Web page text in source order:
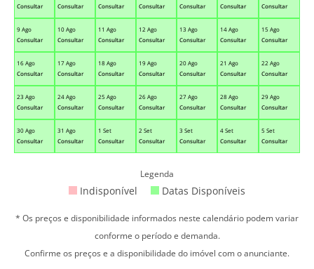
Consultar
Consultar
Consultar
Consultar
Consultar
Consultar
Consultar
9 Ago
Consultar
10 Ago
Consultar
11 Ago
Consultar
12 Ago
Consultar
13 Ago
Consultar
14 Ago
Consultar
15 Ago
Consultar
16 Ago
Consultar
17 Ago
Consultar
18 Ago
Consultar
19 Ago
Consultar
20 Ago
Consultar
21 Ago
Consultar
22 Ago
Consultar
23 Ago
Consultar
24 Ago
Consultar
25 Ago
Consultar
26 Ago
Consultar
27 Ago
Consultar
28 Ago
Consultar
29 Ago
Consultar
30 Ago
Consultar
31 Ago
Consultar
1 Set
Consultar
2 Set
Consultar
3 Set
Consultar
4 Set
Consultar
5 Set
Consultar
Legenda
Indisponível Datas Disponíveis
* Os preços e disponibilidade informados neste calendário podem variar
conforme o período e demanda.
Confirme os preços e a disponibilidade do imóvel com o anunciante.